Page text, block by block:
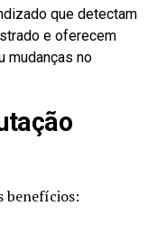
que detectam
e oferecem
mudanças no
benefícios: